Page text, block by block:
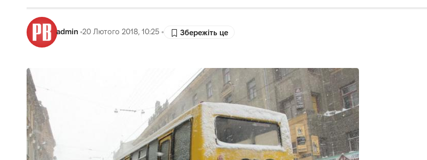
admin 20 Лютого 2018, 10:25